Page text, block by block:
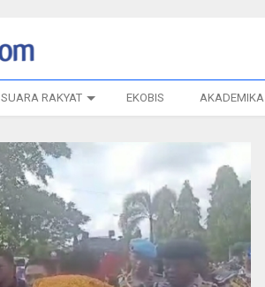
SUARA RAKYAT EKOBIS AKADEMIKA